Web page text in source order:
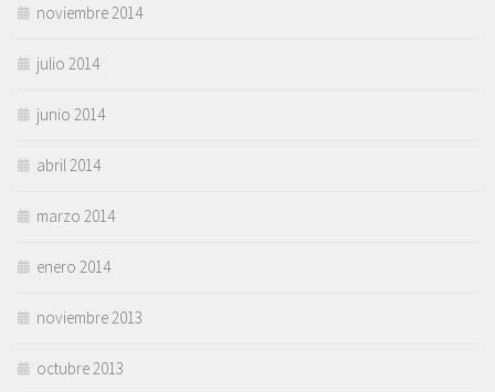
noviembre 2014
julio 2014
junio 2014
abril 2014
marzo 2014
enero 2014
noviembre 2013
octubre 2013